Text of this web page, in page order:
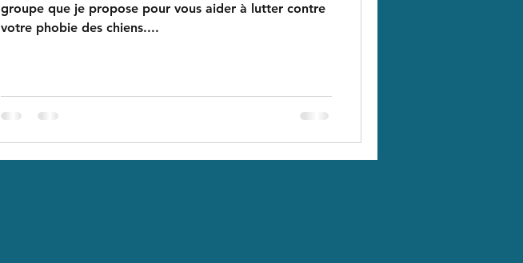
groupe que je propose pour vous aider à lutter contre
votre phobie des chiens....